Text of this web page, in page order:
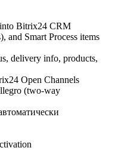
Bitrix24 CRM
and Smart Process items
delivery info, products,
Open Channels
(two-way